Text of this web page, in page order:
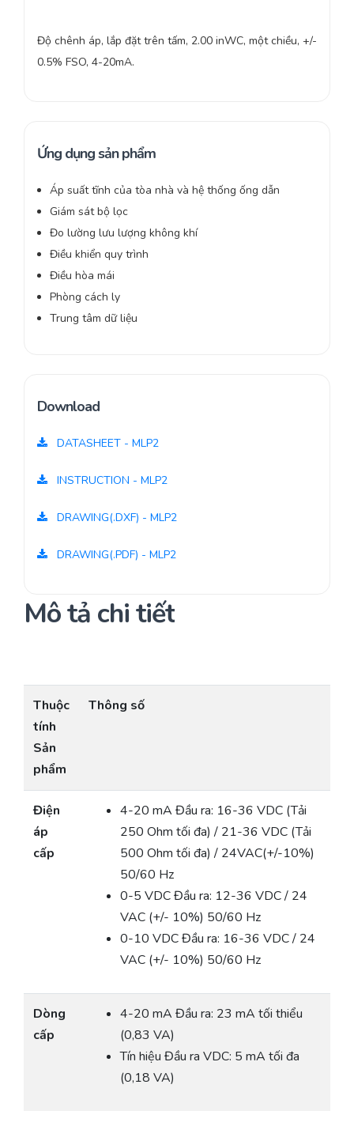
Độ chênh áp, lắp đặt trên tấm, 2.00 inWC, một chiều, +/-
0.5% FSO, 4-20mA.
Ứng dụng sản phẩm
Áp suất tĩnh của tòa nhà và hệ thống ống dẫn
Giám sát bộ lọc
Đo lường lưu lượng không khí
Điều khiển quy trình
Điều hòa mái
Phòng cách ly
Trung tâm dữ liệu
Download
DATASHEET - MLP2
INSTRUCTION - MLP2
DRAWING(.DXF) - MLP2
DRAWING(.PDF) - MLP2
Mô tả chi tiết
Thuộc
tính
Sản
phẩm
Thông số
Điện
áp
cấp
4-20 mA Đầu ra: 16-36 VDC (Tải
250 Ohm tối đa) / 21-36 VDC (Tải
500 Ohm tối đa) / 24VAC(+/-10%)
50/60 Hz
0-5 VDC Đầu ra: 12-36 VDC / 24
VAC (+/- 10%) 50/60 Hz
0-10 VDC Đầu ra: 16-36 VDC / 24
VAC (+/- 10%) 50/60 Hz
Dòng
cấp
4-20 mA Đầu ra: 23 mA tối thiểu
(0,83 VA)
Tín hiệu Đầu ra VDC: 5 mA tối đa
(0,18 VA)